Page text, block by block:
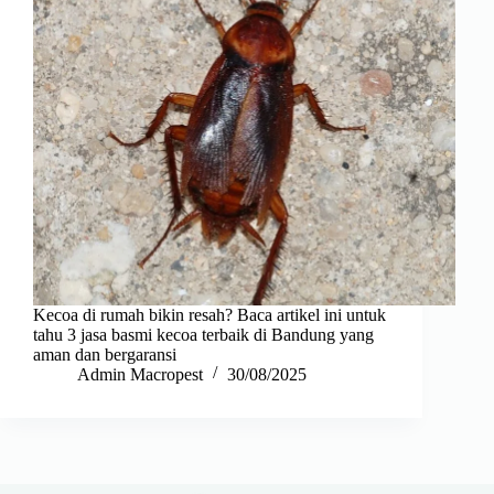
Kecoa di rumah bikin resah? Baca artikel ini untuk
tahu 3 jasa basmi kecoa terbaik di Bandung yang
aman dan bergaransi
Admin Macropest
30/08/2025